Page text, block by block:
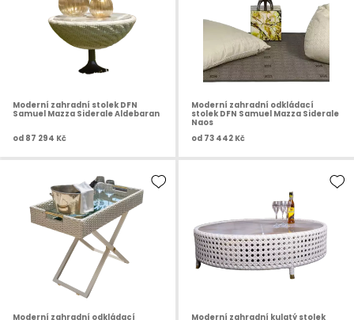
Moderní zahradní stolek DFN
Samuel Mazza Siderale Aldebaran
od 87 294 Kč
Moderní zahradní odkládací
stolek DFN Samuel Mazza Siderale
Naos
od 73 442 Kč
Moderní zahradní odkládací
Moderní zahradní kulatý stolek